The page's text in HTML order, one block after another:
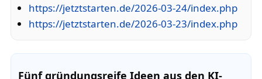
https://jetztstarten.de/2026-03-24/index.php
https://jetztstarten.de/2026-03-23/index.php
Fünf gründungsreife Ideen aus den KI-